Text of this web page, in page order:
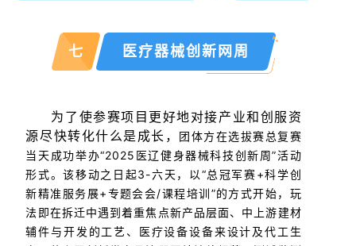
七 医疗器械创新网周
为了使参赛项目更好地对接产业和创服资
源尽快转化什么是成长，
团体方在选拔赛总复赛
当天成功举办“2025医辽健身器械科技创新周”活动
形式。该移动之日起3-六天，以“总冠军赛+科学创
新精准服务展+专题会会/课程培训”的方式开始，玩
法即在拆迁中遇到着重焦点新产品层面、中上游建材
辅件与开发的工艺、医疗设备设备来设计及代工生